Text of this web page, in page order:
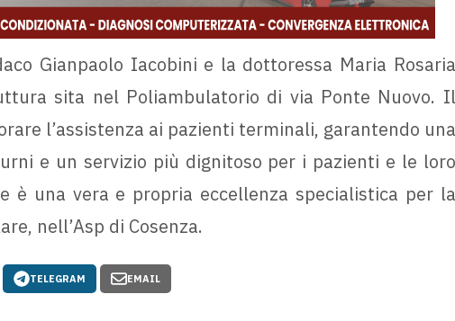
Gianpaolo Iacobini e la dottoressa Maria Rosaria
sita nel Poliambulatorio di via Ponte Nuovo. Il
l’assistenza ai pazienti terminali, garantendo una
e un servizio più dignitoso per i pazienti e le loro
è una vera e propria eccellenza specialistica per la
nell’Asp di Cosenza.
TELEGRAM EMAIL